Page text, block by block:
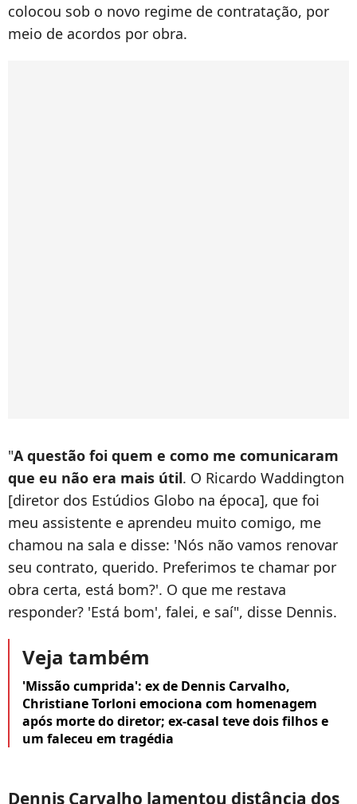
colocou sob o novo regime de contratação, por
meio de acordos por obra.
"A questão foi quem e como me comunicaram
que eu não era mais útil. O Ricardo Waddington
[diretor dos Estúdios Globo na época], que foi
meu assistente e aprendeu muito comigo, me
chamou na sala e disse: 'Nós não vamos renovar
seu contrato, querido. Preferimos te chamar por
obra certa, está bom?'. O que me restava
responder? 'Está bom', falei, e saí", disse Dennis.
Veja também
'Missão cumprida': ex de Dennis Carvalho,
Christiane Torloni emociona com homenagem
após morte do diretor; ex-casal teve dois filhos e
um faleceu em tragédia
Dennis Carvalho lamentou distância dos